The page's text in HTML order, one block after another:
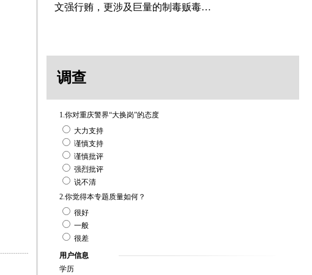
文强行贿，更涉及巨量的制毒贩毒…
调查
1.你对重庆警界“大换岗”的态度
大力支持
谨慎支持
谨慎批评
强烈批评
说不清
2.你觉得本专题质量如何？
很好
一般
很差
用户信息
学历